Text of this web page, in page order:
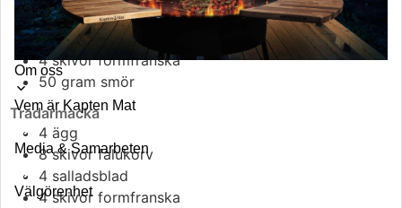
Om ossToggle
submenu
Vem är Kapten Mat
Media & Samarbeten
Välgörenhet
100 gram riven ost
4 msk sötstark senap
4 skivor formfranska
50 gram smör
Tradarmacka
4 ägg
8 skivor falukorv
4 salladsblad
4 skivor formfranska